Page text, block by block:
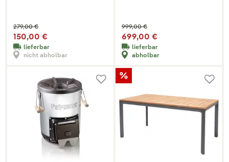
279,00 €
150,00 €
lieferbar
nicht abholbar
999,00 €
699,00 €
lieferbar
abholbar